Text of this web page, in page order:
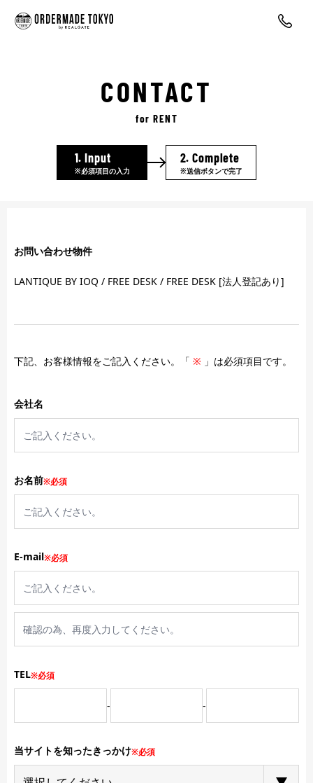
CONTACT
for RENT
1. Input
※必須項目の入力
2. Complete
※送信ボタンで完了
お問い合わせ物件
LANTIQUE BY IOQ / FREE DESK / FREE DESK [法人登記あり]
下記、お客様情報をご記入ください。「 ※ 」は必須項目です。
会社名
お名前※必須
E-mail※必須
TEL※必須
- -
当サイトを知ったきっかけ※必須